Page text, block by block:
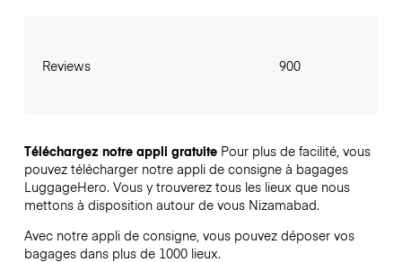
Reviews 900
Téléchargez notre appli gratuite Pour plus de facilité, vous
pouvez télécharger notre appli de consigne à bagages
LuggageHero. Vous y trouverez tous les lieux que nous
mettons à disposition autour de vous Nizamabad.
Avec notre appli de consigne, vous pouvez déposer vos
bagages dans plus de 1000 lieux.